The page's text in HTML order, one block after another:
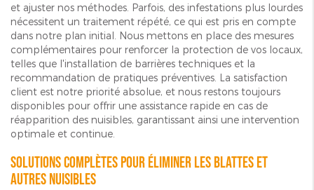
et ajuster nos méthodes. Parfois, des infestations plus lourdes
nécessitent un traitement répété, ce qui est pris en compte
dans notre plan initial. Nous mettons en place des mesures
complémentaires pour renforcer la protection de vos locaux,
telles que l'installation de barrières techniques et la
recommandation de pratiques préventives. La satisfaction
client est notre priorité absolue, et nous restons toujours
disponibles pour offrir une assistance rapide en cas de
réapparition des nuisibles, garantissant ainsi une intervention
optimale et continue.
Solutions complètes pour éliminer les blattes et
autres nuisibles